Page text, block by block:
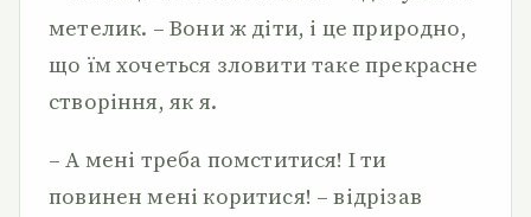
метелик. – Вони ж діти, і це природно,
що їм хочеться зловити таке прекрасне
створіння, як я.
– А мені треба помститися! І ти
повинен мені коритися! – відрізав